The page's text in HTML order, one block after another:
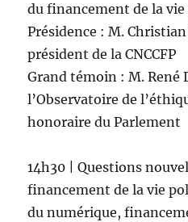
du financement de la
Présidence : M.
président de la CNCCFP
Grand témoin : M. René
l’Observatoire de
honoraire du Parlement
14h30 | Questions
financement de la vie
du numérique,